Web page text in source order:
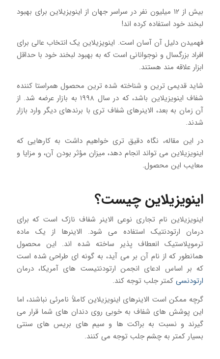
بیش از ۱۲ میلیون نفر در سراسر جهان از اینویزیلاین برای بهبود
لبخند خود استفاده کرده اند!
فهمیدن دلیل آن آسان است. اینویزیلاین یک انتخاب عالی برای
افراد بزرگسال و نوجوانانی است که به بهبود لبخند خود با حداقل
ابزار علاقه مند هستند.
شاید قدیمی ترین و شناخته شده ترین محصول همراستا کننده
شفاف اینویزیلاین باشد، که در سال ۱۹۹۸ به بازار عرضه شد. از
آن زمان به بعد، الاینرهای شفاف تری با برندهای دیگر وارد بازار
شدند.
در این مقاله، نگاه دقیق تری خواهیم داشت به کارهایی که
اینویزیلاین می تواند انجام دهد، میزان مؤثر بودن آن، و مزایا و
معایب این محصول.
اینویزیلاین چیست؟
اینویزیلاین نام تجاری نوعی الاینر شفاف نازک است که برای
درمان ارتودنتیک استفاده می شود. الاینرها از یک ماده
ترموپلاستیک انعطاف پذیر ساخته شده اند. این محصول
همانطور که از نام آن بر می آید، به گونه ای طراحی شده است
که بر اساس ادعای انجمن ارتودنتیست های آمریکا، درمان
ارتودنسیکمتر جلب توجه کند.
گرچه ممکن است الاینرهای اینویزیلاین کاملاً نامرئی نباشند، اما
این پوشش های شفاف به خوبی روی دندان های شما قرار می
گیرند و نسبت به براکت ها و سیم های بریس های سنتی
بسیار کمتر به چشم جلب توجه می کنند.